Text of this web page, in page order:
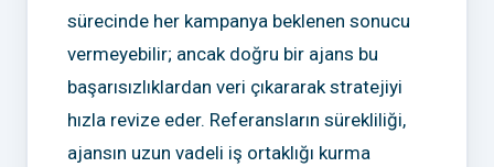
sürecinde her kampanya beklenen sonucu
vermeyebilir; ancak doğru bir ajans bu
başarısızlıklardan veri çıkararak stratejiyi
hızla revize eder. Referansların sürekliliği,
ajansın uzun vadeli iş ortaklığı kurma